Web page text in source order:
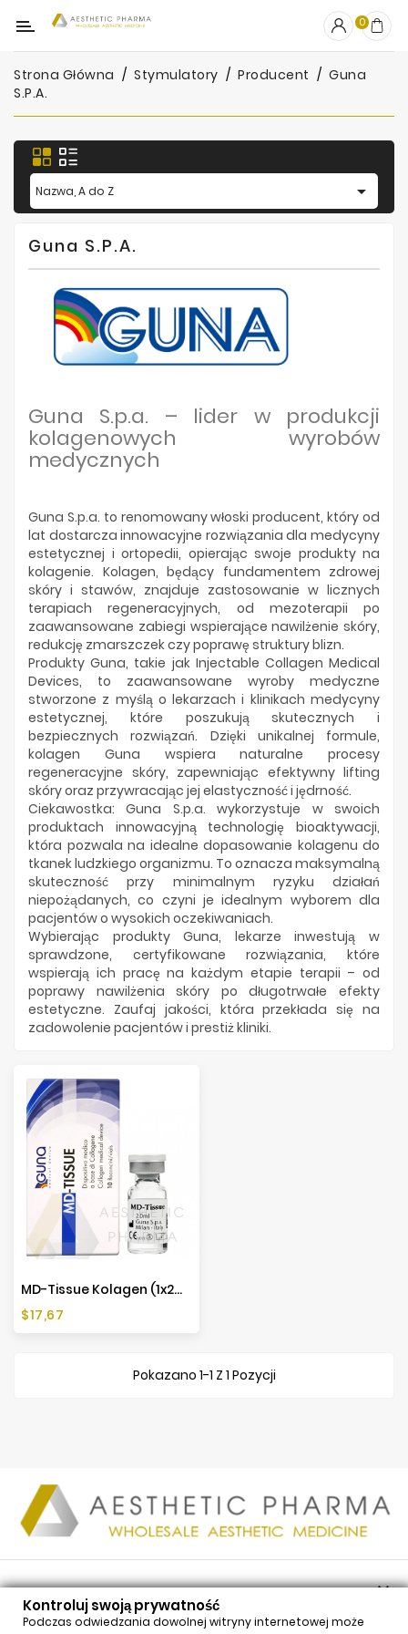
Kategoria
OUTLET
Wypełniacze
Stymulatory
Mezoterapia
Peelingi
PRP
Skincare
Artykuły
Jednorazowe
Producenci
0
Strona Główna Stymulatory Producent
Guna
S.p.a.
Nazwa, A do Z 
Guna S.p.a.
Guna S.p.a. – lider w produkcji
kolagenowych wyrobów
medycznych
Guna S.p.a. to renomowany włoski producent, który od
lat dostarcza innowacyjne rozwiązania dla medycyny
estetycznej i ortopedii, opierając swoje produkty na
kolagenie. Kolagen, będący fundamentem zdrowej
skóry i stawów, znajduje zastosowanie w licznych
terapiach regeneracyjnych, od mezoterapii po
zaawansowane zabiegi wspierające nawilżenie skóry,
redukcję zmarszczek czy poprawę struktury blizn.
Produkty Guna, takie jak Injectable Collagen Medical
Devices, to zaawansowane wyroby medyczne
stworzone z myślą o lekarzach i klinikach medycyny
estetycznej, które poszukują skutecznych i
bezpiecznych rozwiązań. Dzięki unikalnej formule,
kolagen Guna wspiera naturalne procesy
regeneracyjne skóry, zapewniając efektywny lifting
skóry oraz przywracając jej elastyczność i jędrność.
Ciekawostka: Guna S.p.a. wykorzystuje w swoich
produktach innowacyjną technologię bioaktywacji,
która pozwala na idealne dopasowanie kolagenu do
tkanek ludzkiego organizmu. To oznacza maksymalną
skuteczność przy minimalnym ryzyku działań
niepożądanych, co czyni je idealnym wyborem dla
pacjentów o wysokich oczekiwaniach.
Wybierając produkty Guna, lekarze inwestują w
sprawdzone, certyfikowane rozwiązania, które
wspierają ich pracę na każdym etapie terapii – od
poprawy nawilżenia skóry po długotrwałe efekty
estetyczne. Zaufaj jakości, która przekłada się na
zadowolenie pacjentów i prestiż kliniki.
MD-Tissue Kolagen (1x2ml)
Cena
$17,67
Pokazano 1-1 Z 1 Pozycji
PRODUKTY 
NASZA FIRMA
Kontroluj swoją prywatność
Podczas odwiedzania dowolnej witryny internetowej może